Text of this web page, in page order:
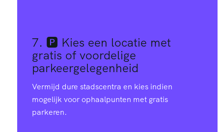
7. 🅿️ Kies een locatie met
gratis of voordelige
parkeergelegenheid
Vermijd dure stadscentra en kies indien
mogelijk voor ophaalpunten met gratis
parkeren.